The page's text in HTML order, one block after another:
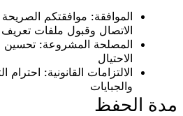
الموافقة: موافقتكم
الاتصال وقبول ملفات تعريف
المصلحة المشروعة: تحسين
الاحتيال
الالتزامات القانونية: احترام
والجبايات
مدة الحفظ